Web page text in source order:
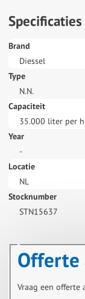
Specificaties
Brand
Diessel
Type
N.N.
Capaciteit
35.000 liter per
Year
-
Locatie
NL
Stocknumber
STN15637
Offerte
Vraag een